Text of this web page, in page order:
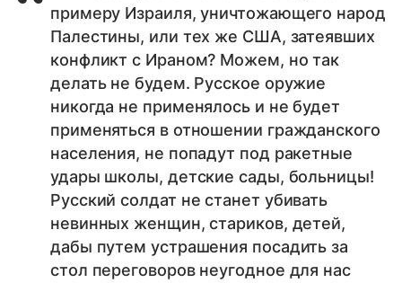
примеру Израиля, уничтожающего народ
Палестины, или тех же США, затеявших
конфликт с Ираном? Можем, но так
делать не будем. Русское оружие
никогда не применялось и не будет
применяться в отношении гражданского
населения, не попадут под ракетные
удары школы, детские сады, больницы!
Русский солдат не станет убивать
невинных женщин, стариков, детей,
дабы путем устрашения посадить за
стол переговоров неугодное для нас